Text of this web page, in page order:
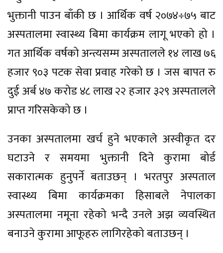
भुक्तानी पाउन बाँकी छ । आर्थिक वर्ष २०७४÷७५ बाट
अस्पतालमा स्वास्थ्य बिमा कार्यक्रम लागू भएको हो ।
गत आर्थिक वर्षको अन्त्यसम्म अस्पतालले १४ लाख ७६
हजार ९०३ पटक सेवा प्रवाह गरेको छ । जस बापत रु
दुई अर्ब ४७ करोड ४८ लाख २२ हजार ३२९ अस्पतालले
प्राप्त गरिसकेको छ ।
उनका अस्पतालमा खर्च हुने भएकाले अस्वीकृत दर
घटाउने र समयमा भुक्तानी दिने कुरामा बोर्ड
सकारात्मक हुनुपर्ने बताउछन् । भरतपुर अस्पताल
स्वास्थ्य बिमा कार्यक्रमका हिसाबले नेपालका
अस्पतालमा नमूना रहेको भन्दै उनले अझ व्यवस्थित
बनाउने कुरामा आफूहरु लागिरहेको बताउछन् ।